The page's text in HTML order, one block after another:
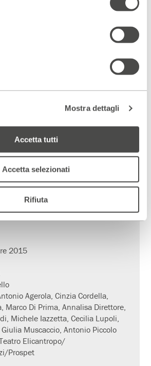
Mostra dettagli
Accetta tutti
Accetta selezionati
Rifiuta
2015
Francesca Frigoli,
Muratore, Margherita Ortolani
Napoli
2015
Agerola, Cinzia Cordella,
Marco Di Prima, Annalisa Direttore,
Michele Iazzetta, Cecilia Lupoli,
Muscaccio, Antonio Piccolo
Elicantropo/
Prospet